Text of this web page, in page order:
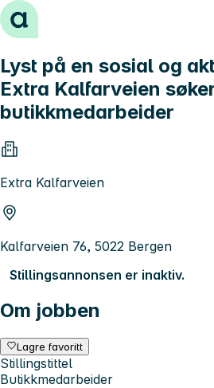
Hopp til innhold
Lyst på en sosial og
Extra Kalfarveien
butikkmedarbeider
Extra Kalfarveien
Kalfarveien 76, 5022 Bergen
Stillingsannonsen er inaktiv.
Om jobben
Lagre favoritt
Stillingstittel
Butikkmedarbeider